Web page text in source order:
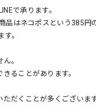
で承ります。
はネコポスという385円
。
。
ることがあります。
だくことが多くございま